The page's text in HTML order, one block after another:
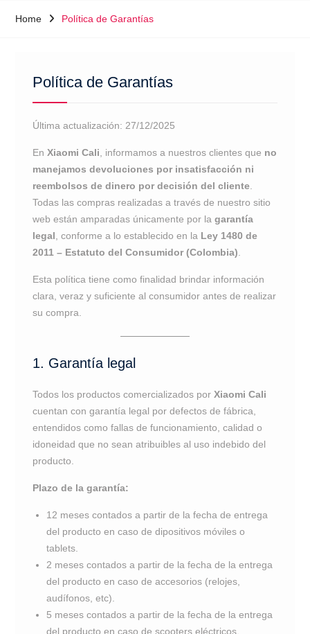
Home Política de Garantías
Política de Garantías
Última actualización: 27/12/2025
En Xiaomi Cali , informamos a nuestros clientes que no
manejamos devoluciones por insatisfacción ni
reembolsos de dinero por decisión del cliente.
Todas las compras realizadas a través de nuestro sitio
web están amparadas únicamente por la garantía
legal , conforme a lo establecido en la Ley 1480 de
2011 – Estatuto del Consumidor (Colombia)
Esta política tiene como finalidad brindar información
clara, veraz y suficiente al consumidor antes de realizar
su compra.
1. Garantía legal
Todos los productos comercializados por Xiaomi Cali
cuentan con garantía legal por defectos de fábrica,
entendidos como fallas de funcionamiento, calidad o
idoneidad que no sean atribuibles al uso indebido del
producto.
Plazo de la garantía:
12 meses contados a partir de la fecha de entrega
del producto en caso de dipositivos móviles o
tablets.
2 meses contados a partir de la fecha de la entrega
del producto en caso de accesorios (relojes,
audífonos, etc).
5 meses contados a partir de la fecha de la entrega
del producto en caso de scooters eléctricos.